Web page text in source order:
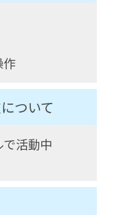
作
ついて
活動中